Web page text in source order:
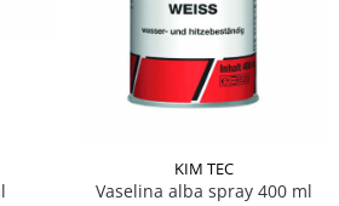
KIM TEC
Vaselina alba spray 400 ml